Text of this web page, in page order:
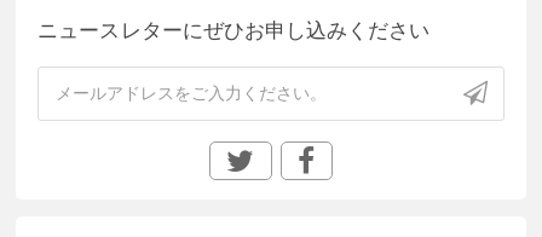
ニュースレターにぜひお申し込みください